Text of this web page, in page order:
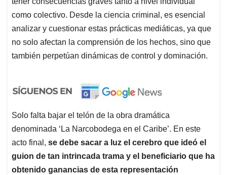
como colectivo. Desde la ciencia criminal, es esencial
analizar y cuestionar estas prácticas mediáticas, ya que
no solo afectan la comprensión de los hechos, sino que
también perpetúan dinámicas de control y dominación.
Solo falta bajar el telón de la obra dramática
denominada ‘La Narcobodega en el Caribe’. En este
acto final, se debe sacar a luz el cerebro que ideó el
guion de tan intrincada trama y el beneficiario que ha
obtenido ganancias de esta representación